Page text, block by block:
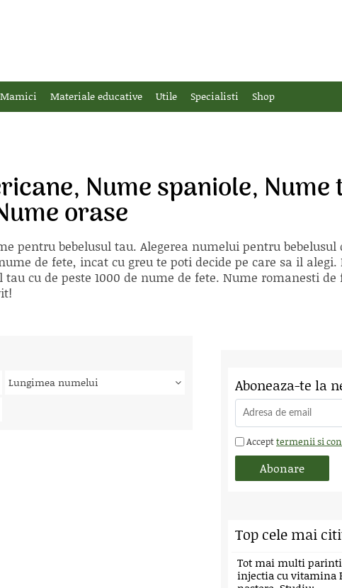
Mamici Materiale educative Utile Specialisti Shop
Nume spaniole,
orase
pentru bebelusul tau. Alegerea numelui pentru bebelusul
de fete, incat cu greu te poti decide pe care sa il alegi.
cu de peste 1000 de nume de fete. Nume romanesti de
Lungimea numelui
Aboneaza-te la
Accepttermenii si
Top cele mai
Tot mai multi
injectia cu vitamina